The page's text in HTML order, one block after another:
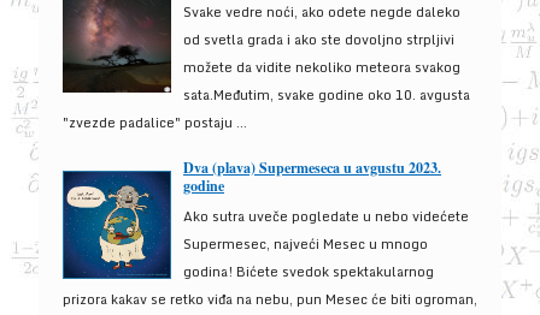
Svake vedre noći, ako odete negde daleko
od svetla grada i ako ste dovoljno strpljivi
možete da vidite nekoliko meteora svakog
sata.Međutim, svake godine oko 10. avgusta
"zvezde padalice" postaju ...
Dva (plava) Supermeseca u avgustu 2023.
godine
Ako sutra uveče pogledate u nebo videćete
Supermesec, najveći Mesec u mnogo
godina! Bićete svedok spektakularnog
prizora kakav se retko viđa na nebu, pun Mesec će biti ogroman,